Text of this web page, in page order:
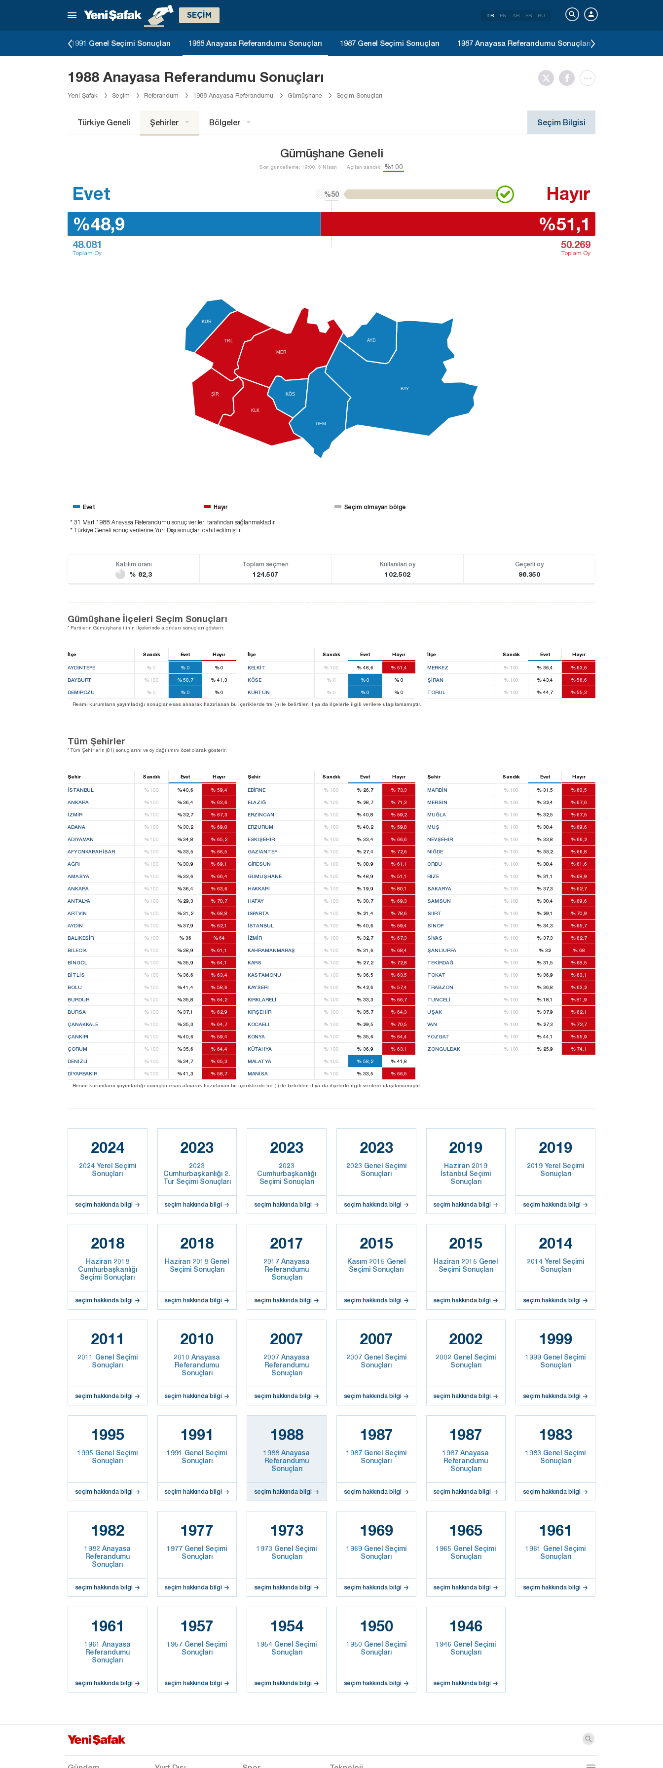
SEÇİM TR EN AR FR RU
1991 Genel Seçimi Sonuçları 1988 Anayasa Referandumu Sonuçları 1987 Genel Seçimi Sonuçları 1987 Anayasa Referandumu Sonuçları
1988 Anayasa Referandumu Sonuçları
Yeni Şafak Seçim Referandum 1988 Anayasa Referandumu Gümüşhane Seçim Sonuçları
Türkiye Geneli Şehirler Bölgeler Seçim Bilgisi
Gümüşhane Geneli
Son güncelleme: 19:00, 6 Nisan Açılan sandık: %100
%50
Evet
%48,9
48.081
Toplam Oy
Hayır
%51,1
50.269
Toplam Oy
KLK
KÜR
TRL
MER
ŞİR KÖS
BAY
AYD
DEM
Evet Hayır Seçim olmayan bölge
* 31 Mart 1988 Anayasa Referandumu sonuç verileri tarafından sağlanmaktadır.
* Türkiye Geneli sonuç verilerine Yurt Dışı sonuçları dahil edilmiştir.
Katılım oranı
% 82,3
Toplam seçmen
124.507
Kullanılan oy
102.502
Geçerli oy
98.350
Gümüşhane İlçeleri Seçim Sonuçları
* Partilerin Gümüşhane ilinin ilçelerinde aldıkları sonuçları gösterir.
İlçe Sandık Evet Hayır İlçe Sandık Evet Hayır İlçe Sandık Evet Hayır
AYDINTEPE % 0 %0 %0
BAYBURT %100 %58,7 % 41,3
DEMİRÖZÜ % 0 %0 %0
KELKİT % 100 % 48,6 %51,4
KÖSE % 0 %0 % 0
KÜRTÜN % 0 %0 % 0
MERKEZ %100 %36,4 %63,6
ŞİRAN %100 %43,4 %56,6
TORUL %100 %44,7 %55,3
Resmi kurumların yayımladığı sonuçlar esas alınarak hazırlanan bu içeriklerde tre (-) ile belirtilen il ya da ilçelerle ilgili verilere ulaşılamamıştır.
Tüm Şehirler
* Tüm Şehirlerin (81) sonuçlarını ve oy dağılımını özet olarak gösterir.
Şehir Sandık Evet Hayır Şehir Sandık Evet Hayır Şehir Sandık Evet Hayır
İSTANBUL %100 %40,6 % 59,4
ANKARA %100 %36,4 % 63,6
İZMIR %100 %32,7 % 67,3
ADANA %100 %30,2 % 69,8
ADIYAMAN %100 %34,8 % 65,2
AFYONKARAHISAR %100 %33,5 % 66,5
AĞRI %100 %30,9 % 69,1
AMASYA %100 %33,6 % 66,4
ANKARA %100 %36,4 % 63,6
ANTALYA %100 %29,3 % 70,7
ARTVIN %100 %31,2 % 68,8
AYDIN %100 %37,9 % 62,1
BALIKESIR %100 %36 %64
BILECIK %100 %38,9 % 61,1
BINGÖL %100 %35,9 % 64,1
BITLIS %100 %36,6 % 63,4
BOLU %100 %41,4 % 58,6
BURDUR %100 %35,8 % 64,2
BURSA %100 %37,1 % 62,9
ÇANAKKALE %100 %35,3 % 64,7
ÇANKIRI %100 %40,6 % 59,4
ÇORUM %100 %35,6 % 64,4
DENIZLI %100 %34,7 % 65,3
DIYARBAKIR %100 %41,3 % 58,7
EDIRNE % 100 % 26,7 %73,3
ELAZIĞ % 100 % 28,7 %71,3
ERZINCAN % 100 % 40,8 %59,2
ERZURUM % 100 % 40,2 %59,8
ESKIŞEHIR % 100 % 33,4 %66,6
GAZIANTEP % 100 % 27,4 %72,6
GIRESUN % 100 % 38,9 %61,1
GÜMÜŞHANE % 100 % 48,9 %51,1
HAKKARI % 100 % 19,9 %80,1
HATAY % 100 % 30,7 %69,3
ISPARTA % 100 % 21,4 %78,6
İSTANBUL % 100 % 40,6 %59,4
İZMIR % 100 % 32,7 %67,3
KAHRAMANMARAŞ % 100 % 31,6 %68,4
KARS % 100 % 27,2 %72,8
KASTAMONU % 100 % 36,5 %63,5
KAYSERI % 100 % 42,6 %57,4
KIRKLARELI % 100 % 33,3 %66,7
KIRŞEHIR % 100 % 35,7 %64,3
KOCAELI % 100 % 29,5 %70,5
KONYA % 100 % 35,6 %64,4
KÜTAHYA % 100 % 36,9 %63,1
MALATYA % 100 % 58,2 %41,8
MANISA % 100 % 33,5 %66,5
MARDIN %100 %31,5 %68,5
MERSIN %100 %32,4 %67,6
MUĞLA %100 %32,5 %67,5
MUŞ %100 %30,4 %69,6
NEVŞEHIR %100 %33,8 %66,2
NIĞDE %100 %33,2 %66,8
ORDU %100 %38,4 %61,6
RIZE %100 %31,1 %68,9
SAKARYA %100 %37,3 %62,7
SAMSUN %100 %30,4 %69,6
SIIRT %100 %29,1 %70,9
SINOP %100 %34,3 %65,7
SIVAS %100 %37,3 %62,7
ŞANLIURFA %100 % 32 %68
TEKIRDAĞ %100 %31,5 %68,5
TOKAT %100 %36,9 %63,1
TRABZON %100 %36,8 %63,2
TUNCELI %100 %18,1 %81,9
UŞAK %100 %37,9 %62,1
VAN %100 %27,3 %72,7
YOZGAT %100 %44,1 %55,9
ZONGULDAK %100 %25,9 %74,1
Resmi kurumların yayımladığı sonuçlar esas alınarak hazırlanan bu içeriklerde tre (-) ile belirtilen il ya da ilçelerle ilgili verilere ulaşılamamıştır.
2024
2024 Yerel Seçimi
Sonuçları
seçim hakkında bilgi
2023
2023
Cumhurbaşkanlığı 2.
Tur Seçimi Sonuçları
seçim hakkında bilgi
2023
2023
Cumhurbaşkanlığı
Seçimi Sonuçları
seçim hakkında bilgi
2023
2023 Genel Seçimi
Sonuçları
seçim hakkında bilgi
2019
Haziran 2019
İstanbul Seçimi
Sonuçları
seçim hakkında bilgi
2019
2019 Yerel Seçimi
Sonuçları
seçim hakkında bilgi
2018
Haziran 2018
Cumhurbaşkanlığı
Seçimi Sonuçları
seçim hakkında bilgi
2018
Haziran 2018 Genel
Seçimi Sonuçları
seçim hakkında bilgi
2017
2017 Anayasa
Referandumu
Sonuçları
seçim hakkında bilgi
2015
Kasım 2015 Genel
Seçimi Sonuçları
seçim hakkında bilgi
2015
Haziran 2015 Genel
Seçimi Sonuçları
seçim hakkında bilgi
2014
2014 Yerel Seçimi
Sonuçları
seçim hakkında bilgi
2011
2011 Genel Seçimi
Sonuçları
seçim hakkında bilgi
2010
2010 Anayasa
Referandumu
Sonuçları
seçim hakkında bilgi
2007
2007 Anayasa
Referandumu
Sonuçları
seçim hakkında bilgi
2007
2007 Genel Seçimi
Sonuçları
seçim hakkında bilgi
2002
2002 Genel Seçimi
Sonuçları
seçim hakkında bilgi
1999
1999 Genel Seçimi
Sonuçları
seçim hakkında bilgi
1995
1995 Genel Seçimi
Sonuçları
seçim hakkında bilgi
1991
1991 Genel Seçimi
Sonuçları
seçim hakkında bilgi
1988
1988 Anayasa
Referandumu
Sonuçları
seçim hakkında bilgi
1987
1987 Genel Seçimi
Sonuçları
seçim hakkında bilgi
1987
1987 Anayasa
Referandumu
Sonuçları
seçim hakkında bilgi
1983
1983 Genel Seçimi
Sonuçları
seçim hakkında bilgi
1982
1982 Anayasa
Referandumu
Sonuçları
seçim hakkında bilgi
1977
1977 Genel Seçimi
Sonuçları
seçim hakkında bilgi
1973
1973 Genel Seçimi
Sonuçları
seçim hakkında bilgi
1969
1969 Genel Seçimi
Sonuçları
seçim hakkında bilgi
1965
1965 Genel Seçimi
Sonuçları
seçim hakkında bilgi
1961
1961 Genel Seçimi
Sonuçları
seçim hakkında bilgi
1961
1961 Anayasa
Referandumu
Sonuçları
seçim hakkında bilgi
1957
1957 Genel Seçimi
Sonuçları
seçim hakkında bilgi
1954
1954 Genel Seçimi
Sonuçları
seçim hakkında bilgi
1950
1950 Genel Seçimi
Sonuçları
seçim hakkında bilgi
1946
1946 Genel Seçimi
Sonuçları
seçim hakkında bilgi